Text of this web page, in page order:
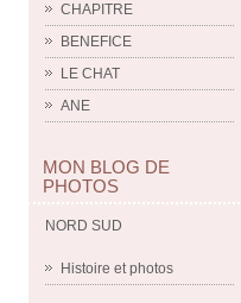
CHAPITRE
BENEFICE
LE CHAT
ANE
MON BLOG DE
PHOTOS
NORD SUD
Histoire et photos